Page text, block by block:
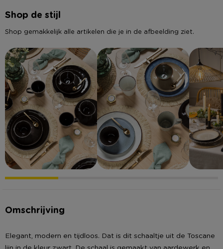
Shop de stijl
Shop gemakkelijk alle artikelen die je in de afbeelding ziet.
Omschrijving
Elegant, modern en tijdloos. Dat is dit schaaltje uit de Toscane
lijn in de kleur zwart. De schaal is gemaakt van aardewerk en